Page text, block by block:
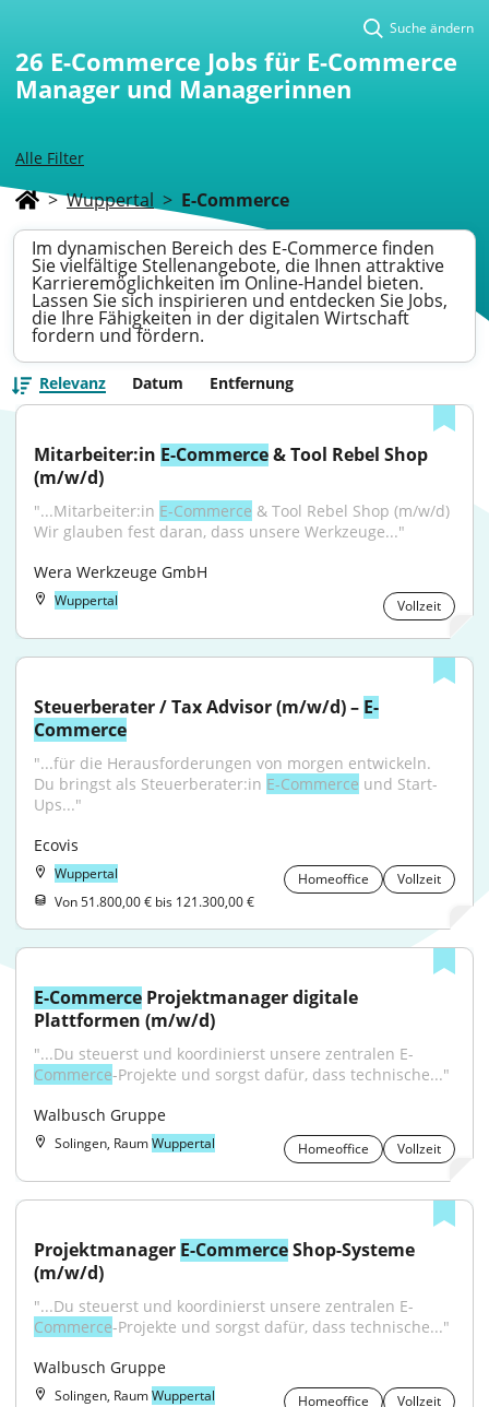
Alle Filter
Suche ändern
26 E-Commerce Jobs für E-Commerce
Manager und Managerinnen
> Wuppertal > E-Commerce
Im dynamischen Bereich des E-Commerce finden
Sie vielfältige Stellenangebote, die Ihnen attraktive
Karrieremöglichkeiten im Online-Handel bieten.
Lassen Sie sich inspirieren und entdecken Sie Jobs,
die Ihre Fähigkeiten in der digitalen Wirtschaft
fordern und fördern.
Relevanz Datum Entfernung
Mitarbeiter:in E-Commerce & Tool Rebel Shop
(m/w/d)
"...Mitarbeiter:in E-Commerce & Tool Rebel Shop (m/w/d)
Wir glauben fest daran, dass unsere Werkzeuge..."
Wera Werkzeuge GmbH
Wuppertal Vollzeit
Steuerberater / Tax Advisor (m/w/d) – E-
Commerce
"...für die Herausforderungen von morgen entwickeln.
Du bringst als Steuerberater:in E-Commerce und Start-
Ups..."
Ecovis
Wuppertal Homeoffice
Vollzeit
Von 51.800,00 € bis 121.300,00 €
E-Commerce Projektmanager digitale
Plattformen (m/w/d)
"...Du steuerst und koordinierst unsere zentralen E-
Commerce-Projekte und sorgst dafür, dass technische..."
Walbusch Gruppe
Solingen, RaumWuppertal Homeoffice Vollzeit
Projektmanager E-Commerce Shop-Systeme
(m/w/d)
"...Du steuerst und koordinierst unsere zentralen E-
Commerce-Projekte und sorgst dafür, dass technische..."
Walbusch Gruppe
Solingen, RaumWuppertal Homeoffice Vollzeit